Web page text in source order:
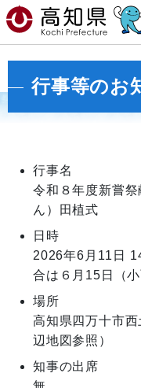
行事等のお
行事名
令和８年度新嘗
ん）田植式
日時
2026年6月11日
合は６月15日（
場所
高知県四万十市
辺地図参照）
知事の出席